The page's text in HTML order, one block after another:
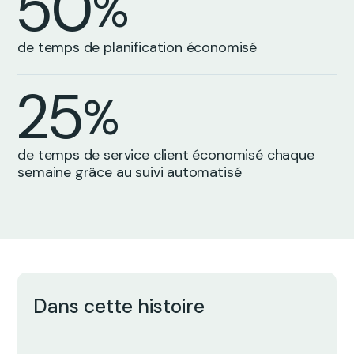
00
de temps de planification économisé
1
2
0
4
5
0
%
de temps de service client économisé chaque
semaine grâce au suivi automatisé
Dans cette histoire